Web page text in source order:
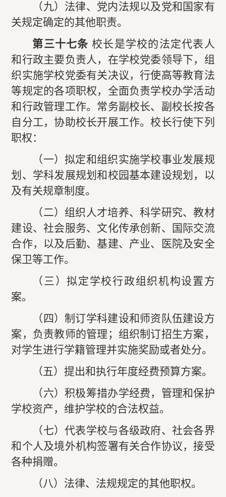
（九）法律、党内法规以及党和国家有
关规定确定的其他职责。
第三十七条 校长是学校的法定代表人
和行政主要负责人，在学校党委领导下，组
织实施学校党委有关决议，行使高等教育法
等规定的各项职权，全面负责学校办学活动
和行政管理工作。常务副校长、副校长按各
自分工，协助校长开展工作。校长行使下列
职权：
（一）拟定和组织实施学校事业发展规
划、学科发展规划和校园基本建设规划，以
及有关规章制度。
（二）组织人才培养、科学研究、教材
建设、社会服务、文化传承创新、国际交流
合作，以及后勤、基建、产业、医院及安全
保卫等工作。
（三）拟定学校行政组织机构设置方
案。
（四）制订学科建设和师资队伍建设方
案，负责教师的管理；组织制订招生方案，
对学生进行学籍管理并实施奖励或者处分。
（五）提出和执行年度经费预算方案。
（六）积极筹措办学经费，管理和保护
学校资产，维护学校的合法权益。
（七）代表学校与各级政府、社会各界
和个人及境外机构签署有关合作协议，接受
各种捐赠。
（八）法律、法规规定的其他职权。